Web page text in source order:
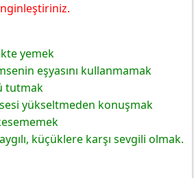
yemek
eşyasını kullanmamak
tutmak
yükseltmeden konuşmak
küçüklere karşı sevgili olmak.